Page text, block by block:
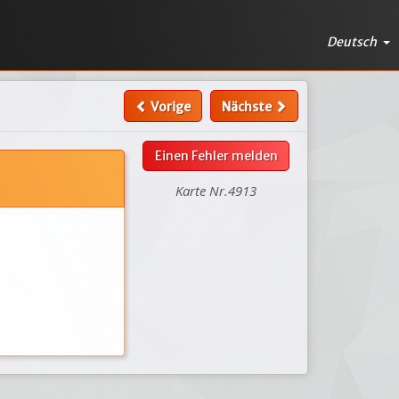
Deutsch
Vorige Nächste
Einen Fehler melden
Karte Nr.4913